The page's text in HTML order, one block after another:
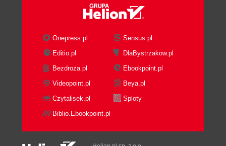
Onepress.pl
Sensus.pl
Editio.pl
DlaBystrzakow.pl
Bezdroza.pl
Ebookpoint.pl
Videopoint.pl
Beya.pl
Czytalisek.pl
Sploty
Biblio.Ebookpoint.pl